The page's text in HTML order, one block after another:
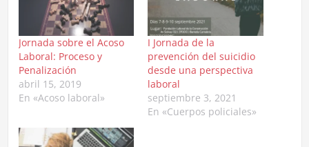
Jornada sobre el Acoso
Laboral: Proceso y
Penalización
abril 15, 2019
En «Acoso laboral»
I Jornada de la
prevención del suicidio
desde una perspectiva
laboral
septiembre 3, 2021
En «Cuerpos policiales»